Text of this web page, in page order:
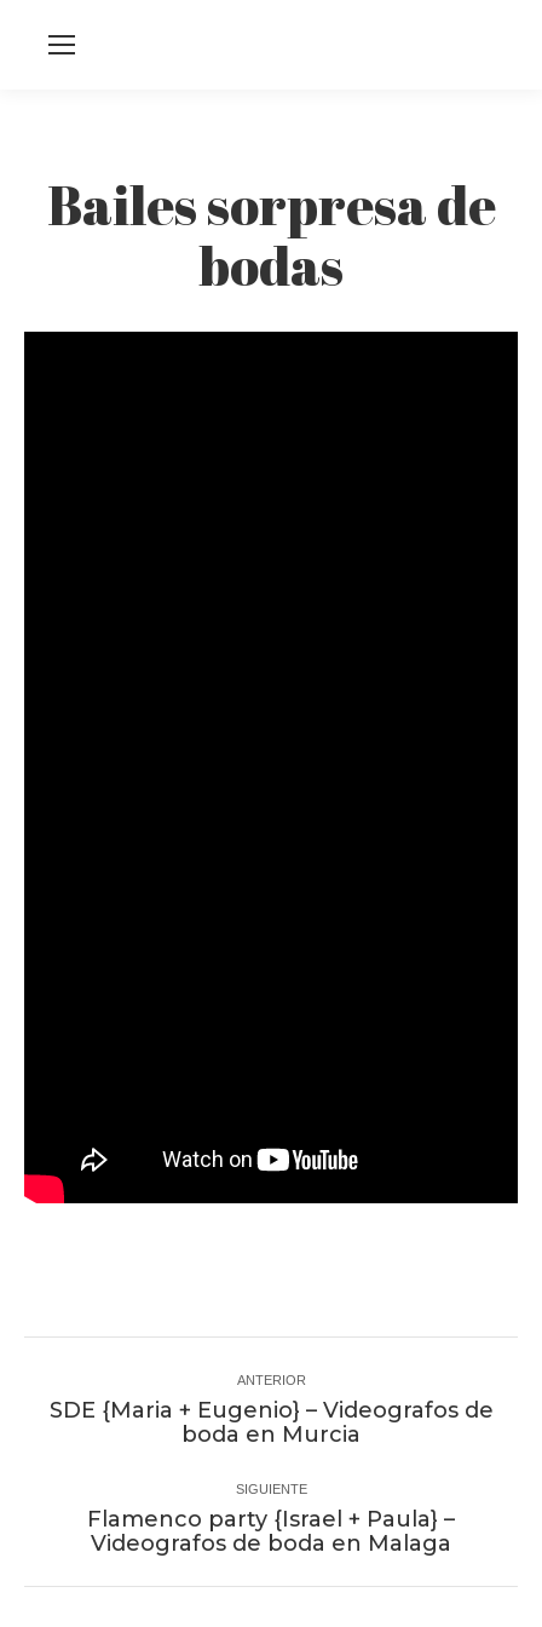
Bailes sorpresa de
bodas
entre
proyectos
ANTERIOR
Proyecto
anterior
SDE {Maria + Eugenio} – Videografos de
boda en Murcia
SIGUIENTE
Proyecto
siguiente
Flamenco party {Israel + Paula} –
Videografos de boda en Malaga